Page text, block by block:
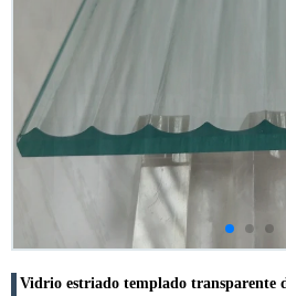
Vidrio estriado templado transparente